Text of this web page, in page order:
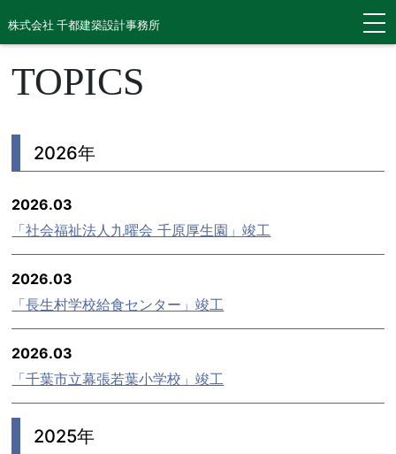
株式会社 千都建築設計事務所
TOPICS
2026年
2026.03
「社会福祉法人九曜会 千原厚生園」竣工
2026.03
「長生村学校給食センター」竣工
2026.03
「千葉市立幕張若葉小学校」竣工
2025年